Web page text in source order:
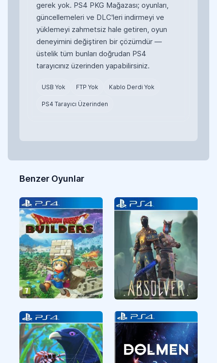
gerek yok. PS4 PKG Mağazası; oyunları,
güncellemeleri ve DLC'leri indirmeyi ve
yüklemeyi zahmetsiz hale getiren, oyun
deneyimini değiştiren bir çözümdür —
üstelik tüm bunları doğrudan PS4
tarayıcınız üzerinden yapabilirsiniz.
USB Yok FTP Yok Kablo Derdi Yok
PS4 Tarayıcı Üzerinden
Benzer Oyunlar
Dragon Quest
Builders
ABSOLVER